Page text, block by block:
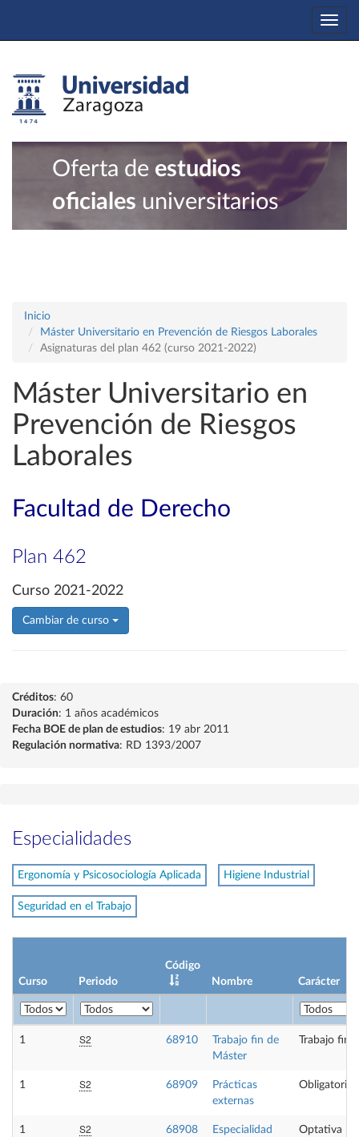
Oferta de estudios
oficiales universitarios
Inicio
Máster Universitario en Prevención de Riesgos Laborales
Asignaturas del plan 462 (curso 2021-2022)
Máster Universitario en
Prevención de Riesgos
Laborales
Facultad de Derecho
Plan 462
Curso 2021-2022
Cambiar de curso
Créditos: 60
Duración: 1 años académicos
Fecha BOE de plan de estudios: 19 abr 2011
Regulación normativa: RD 1393/2007
Especialidades
Ergonomía y Psicosociología Aplicada Higiene Industrial
Seguridad en el Trabajo
Curso Periodo
Código
Nombre
Carácter
1 S2 68910
Trabajo fin de
Máster
Trabajo fin
1 S2 68909
Prácticas
externas
Obligatoria
1 S2 68908
Especialidad
Optativa